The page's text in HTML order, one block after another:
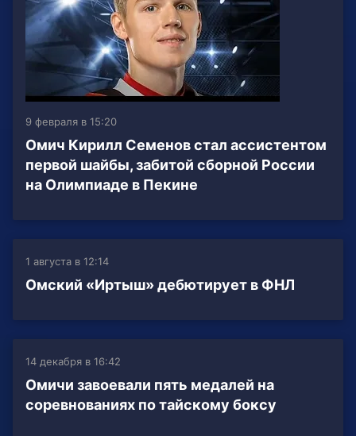
9 февраля в 15:20
Омич Кирилл Семенов стал ассистентом
первой шайбы, забитой сборной России
на Олимпиаде в Пекине
1 августа в 12:14
Омский «Иртыш» дебютирует в ФНЛ
14 декабря в 16:42
Омичи завоевали пять медалей на
соревнованиях по тайскому боксу